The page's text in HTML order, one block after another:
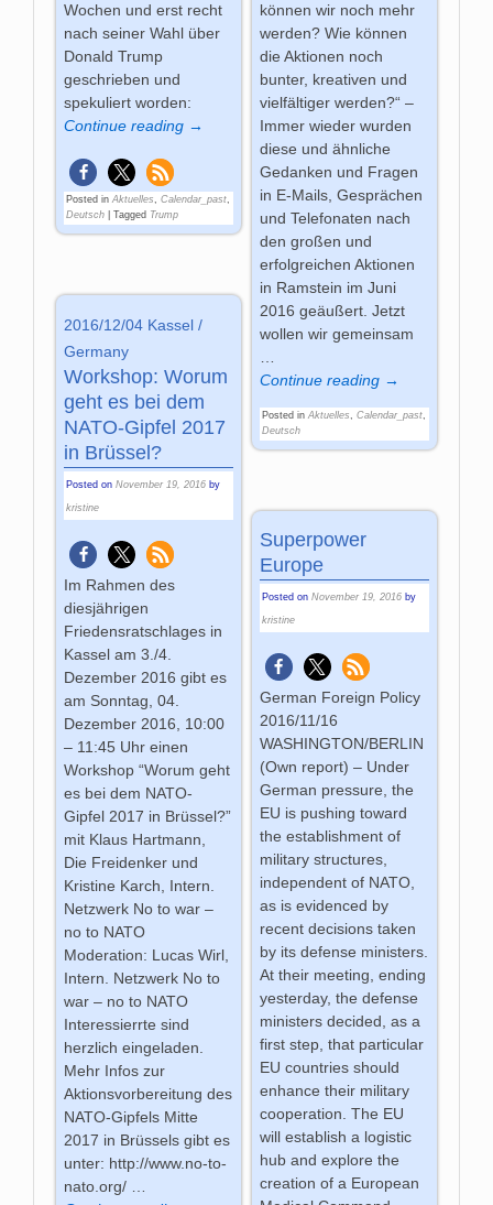
Wochen und erst recht
nach seiner Wahl über
Donald Trump
geschrieben und
spekuliert worden:
Continue reading →
Posted in Aktuelles,Calendar_past,
Deutsch |Tagged Trump
können wir noch mehr
werden? Wie können
die Aktionen noch
bunter, kreativen und
vielfältiger werden?“ –
Immer wieder wurden
diese und ähnliche
Gedanken und Fragen
in E-Mails, Gesprächen
und Telefonaten nach
den großen und
erfolgreichen Aktionen
in Ramstein im Juni
2016 geäußert. Jetzt
wollen wir gemeinsam
…
Continue reading →
Posted in Aktuelles, Calendar_past,
Deutsch
2016/12/04 Kassel /
Germany
Workshop: Worum
geht es bei dem
NATO-Gipfel 2017
in Brüssel?
Posted onNovember 19, 2016 by
kristine
Im Rahmen des
diesjährigen
Friedensratschlages in
Kassel am 3./4.
Dezember 2016 gibt es
am Sonntag, 04.
Dezember 2016, 10:00
– 11:45 Uhr einen
Workshop “Worum geht
es bei dem NATO-
Gipfel 2017 in Brüssel?”
mit Klaus Hartmann,
Die Freidenker und
Kristine Karch, Intern.
Netzwerk No to war –
no to NATO
Moderation: Lucas Wirl,
Intern. Netzwerk No to
war – no to NATO
Interessierrte sind
herzlich eingeladen.
Mehr Infos zur
Aktionsvorbereitung des
NATO-Gipfels Mitte
2017 in Brüssels gibt es
unter: http://www.no-to-
nato.org/
Superpower
Europe
Posted on November 19, 2016 by
kristine
German Foreign Policy
2016/11/16
WASHINGTON/BERLIN
(Own report) – Under
German pressure, the
EU is pushing toward
the establishment of
military structures,
independent of NATO,
as is evidenced by
recent decisions taken
by its defense ministers.
At their meeting, ending
yesterday, the defense
ministers decided, as a
first step, that particular
EU countries should
enhance their military
cooperation. The EU
will establish a logistic
hub and explore the
creation of a European